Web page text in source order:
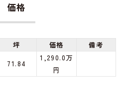
価格
坪 価格
備考
71.84
1,290.0万
円